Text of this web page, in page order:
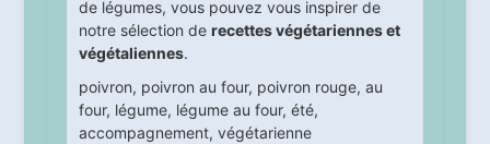
de légumes, vous pouvez vous inspirer de
notre sélection de recettes végétariennes et
végétaliennes.
poivron, poivron au four, poivron rouge, au
four, légume, légume au four, été,
accompagnement, végétarienne